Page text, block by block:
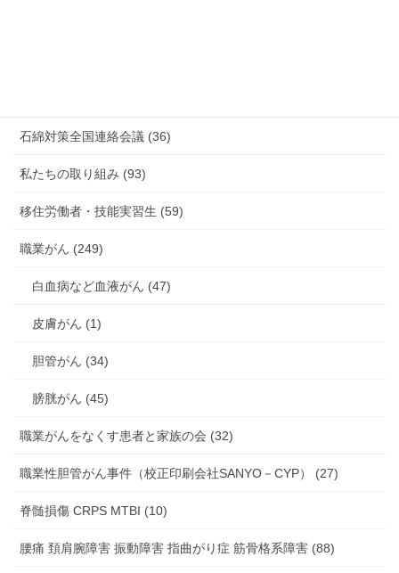
石綿対策全国連絡会議 (36)
私たちの取り組み (93)
移住労働者・技能実習生 (59)
職業がん (249)
白血病など血液がん (47)
皮膚がん (1)
胆管がん (34)
膀胱がん (45)
職業がんをなくす患者と家族の会 (32)
職業性胆管がん事件（校正印刷会社SANYO－CYP） (27)
脊髄損傷 CRPS MTBI (10)
腰痛 頚肩腕障害 振動障害 指曲がり症 筋骨格系障害 (88)